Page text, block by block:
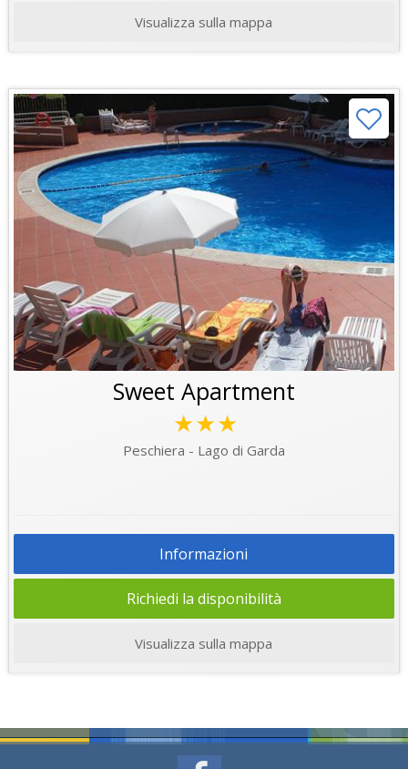
Visualizza sulla mappa
Sweet Apartment
★★★
Peschiera - Lago di Garda
Informazioni
Richiedi la disponibilità
Visualizza sulla mappa